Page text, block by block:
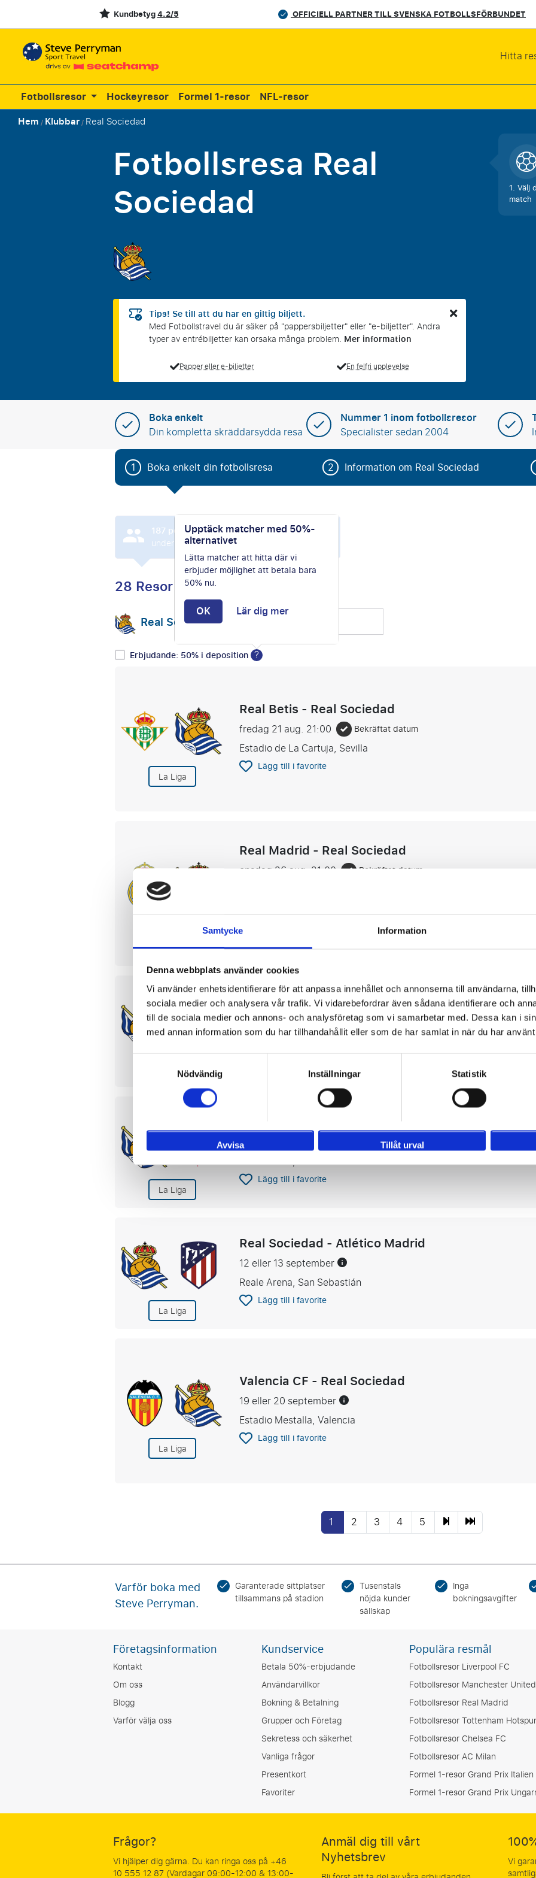
Samtycke Information
Denna webbplats använder cookies
Vi använder enhetsidentifierare för att anpassa innehållet och annonserna till användarna,
sociala medier och analysera vår trafik. Vi vidarebefordrar även sådana identifierare och
till de sociala medier och annons- och analysföretag som vi samarbetar med. Dessa kan i
med annan information som du har tillhandahållit eller som de har samlat in när du har
Nödvändig
Inställningar Statistik
Avvisa Tillåt urval
Kundbetyg4.2/5 OFFICIELL PARTNER TILL SVENSKA FOTBOLLSFÖRBUNDET
Hitta
Fotbollsresor Hockeyresor Formel 1-resor NFL-resor
Hem/Klubbar/Real Sociedad
Fotbollsresa Real
Sociedad
Tips! Se till att du har en giltig biljett.
Med Fotbollstravel du är säker på "pappersbiljetter" eller "e-biljetter". Andra
typer av entrébiljetter kan orsaka många problem. Mer information
Papper eller e-biljetter En felfri upplevelse
1. Välj
match
Boka enkelt
Din kompletta skräddarsydda resa
Nummer 1 inom fotbollsresor
Specialister sedan 2004
1 Boka enkelt din fotbollsresa 2 Information om Real Sociedad
187 personer kollade Real Sociedad - paket
under de senaste 24 timmarna.
28 Resor
Real Sociedad vs Välj motståndare
Erbjudande: 50% i deposition ?
La Liga
Real Betis - Real Sociedad
fredag 21 aug. 21:00 Bekräftat datum
Estadio de La Cartuja, Sevilla
Lägg till i favorite
Real Madrid - Real Sociedad
onsdag 26 aug. 21:00 Bekräftat datum
Säljer snabbt
La Liga
Real Sociedad - RCD Espanyol
lördag 29 aug.19:00 Bekräftat datum
Reale Arena, San Sebastián
Lägg till i favorite
La Liga
Real Sociedad - Celta de Vigo
torsdag 3 sep. Bekräftat datum
Reale Arena, San Sebastián
Lägg till i favorite
La Liga
Real Sociedad - Atlético Madrid
12 eller 13 september
Reale Arena, San Sebastián
Lägg till i favorite
La Liga
Valencia CF - Real Sociedad
19 eller 20 september
Estadio Mestalla, Valencia
Lägg till i favorite
1 2 3 4 5
Varför boka med
Steve Perryman.
Garanterade sittplatser
tillsammans på stadion
Tusenstals
nöjda kunder
sällskap
Inga
bokningsavgifter
Företagsinformation
Kontakt
Om oss
Blogg
Varför välja oss
Kundservice
Betala 50%-erbjudande
Användarvillkor
Bokning & Betalning
Grupper och Företag
Sekretess och säkerhet
Vanliga frågor
Presentkort
Favoriter
Populära resmål
Fotbollsresor Liverpool FC
Fotbollsresor Manchester United
Fotbollsresor Real Madrid
Fotbollsresor Tottenham Hotspur
Fotbollsresor Chelsea FC
Fotbollsresor AC Milan
Formel 1-resor Grand Prix Italien
Formel 1-resor Grand Prix
Frågor?
Vi hjälper dig gärna. Du kan ringa oss på +46
10 555 12 87 (Vardagar 09:00-12:00 & 13:00-
Anmäl dig till vårt
Nyhetsbrev
Vi
Upptäck matcher med 50%-
alternativet
Lätta matcher att hitta där vi
erbjuder möjlighet att betala bara
50% nu.
OK Lär dig mer